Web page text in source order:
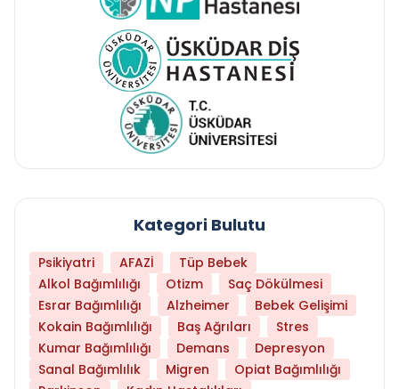
Kategori Bulutu
Psikiyatri AFAZİ
Tüp Bebek
Alkol Bağımlılığı
Otizm
Saç Dökülmesi
Esrar Bağımlılığı
Alzheimer
Bebek Gelişimi
Kokain Bağımlılığı
Baş Ağrıları
Stres
Kumar Bağımlılığı
Demans
Depresyon
Sanal Bağımlılık
Migren
Opiat Bağımlılığı